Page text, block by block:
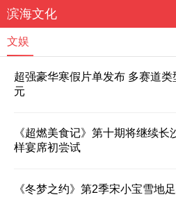
滨海文化
文娱
超强豪华寒假片单发布 多赛道类
元
《超燃美食记》第十期将继续长
样宴席初尝试
《冬梦之约》第2季宋小宝雪地